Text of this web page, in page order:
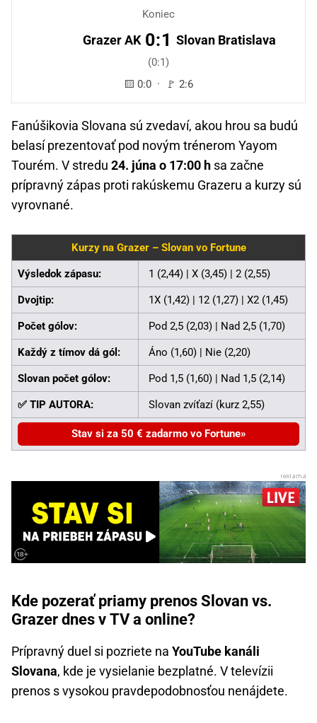
Koniec
Grazer AK 0:1 Slovan Bratislava
(0:1)
🟨 0:0 · 🚩 2:6
Fanúšikovia Slovana sú zvedaví, akou hrou sa budú
belasí prezentovať pod novým trénerom Yayom
Tourém. V stredu 24. júna o 17:00 h sa začne
prípravný zápas proti rakúskemu Grazeru a kurzy sú
vyrovnané.
Kurzy na Grazer – Slovan vo Fortune
Výsledok zápasu: 1 (2,44) | X (3,45) | 2 (2,55)
Dvojtip: 1X (1,42) | 12 (1,27) | X2 (1,45)
Počet gólov: Pod 2,5 (2,03) | Nad 2,5 (1,70)
Každý z tímov dá gól: Áno (1,60) | Nie (2,20)
Slovan počet gólov: Pod 1,5 (1,60) | Nad 1,5 (2,14)
✅ TIP AUTORA: Slovan zvíťazí (kurz 2,55)
Stav si za 50 € zadarmo vo Fortune
Kde pozerať priamy prenos Slovan vs.
Grazer dnes v TV a online?
Prípravný duel si pozriete na YouTube kanáli
Slovana, kde je vysielanie bezplatné. V televízii
prenos s vysokou pravdepodobnosťou nenájdete.